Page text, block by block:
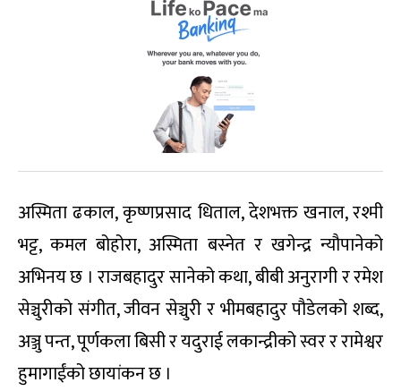
अस्मिता ढकाल, कृष्णप्रसाद धिताल, देशभक्त खनाल, रश्मी
भट्ट, कमल बोहोरा, अस्मिता बस्नेत र खगेन्द्र न्यौपानेको
अभिनय छ । राजबहादुर सानेको कथा, बीबी अनुरागी र रमेश
सेञ्चुरीको संगीत, जीवन सेञ्चुरी र भीमबहादुर पौडेलको शब्द,
अञ्जु पन्त, पूर्णकला बिसी र यदुराई लकान्द्रीको स्वर र रामेश्वर
हुमागाईंको छायांकन छ ।